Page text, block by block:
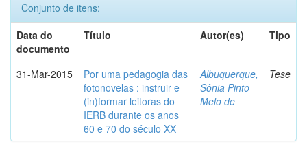
Conjunto de itens:
Data do
documento
Título Autor(es) Tipo
31-Mar-2015
Por uma pedagogia das
fotonovelas : instruir e
(in)formar leitoras do
IERB durante os anos
60 e 70 do século XX
Albuquerque,
Sônia Pinto
Melo de
Tese